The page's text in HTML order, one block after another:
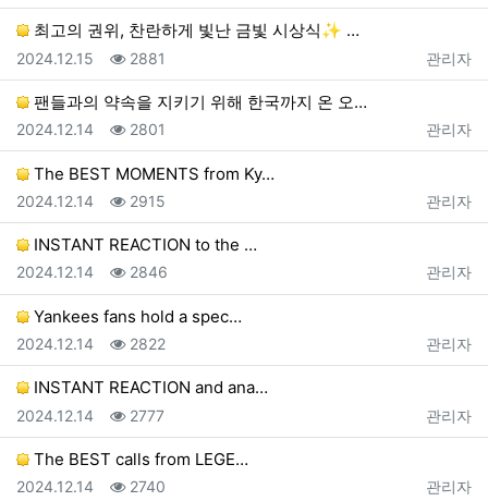
최고의 권위, 찬란하게 빛난 금빛 시상식✨ …
등록자
관리자
등록일
2024.12.15 조회
2881
팬들과의 약속을 지키기 위해 한국까지 온 오…
등록자
관리자
등록일
2024.12.14 조회
2801
The BEST MOMENTS from Ky…
등록자
관리자
등록일
2024.12.14 조회
2915
INSTANT REACTION to the …
등록자
관리자
등록일
2024.12.14 조회
2846
Yankees fans hold a spec…
등록자
관리자
등록일
2024.12.14 조회
2822
INSTANT REACTION and ana…
등록자
관리자
등록일
2024.12.14 조회
2777
The BEST calls from LEGE…
등록자
관리자
등록일
2024.12.14 조회
2740